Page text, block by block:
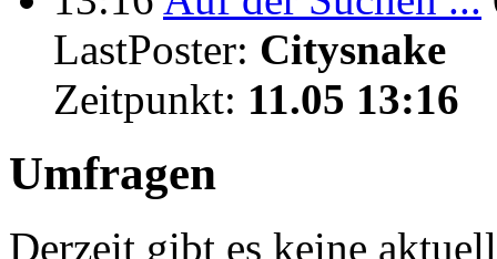
LastPoster: Citysnake
Zeitpunkt: 11.05 13:16
Umfragen
Derzeit gibt es keine